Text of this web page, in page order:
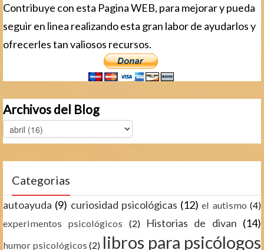
Contribuye con esta Pagina WEB, para mejorar y pueda
seguir en linea realizando esta gran labor de ayudarlos y
ofrecerles tan valiosos recursos.
Archivos del Blog
Categorias
autoayuda (9) curiosidad psicológicas (12) el autismo (4)
experimentos psicológicos
(2) Historias de divan (14)
humor psicológicos (2) libros para psicólogos